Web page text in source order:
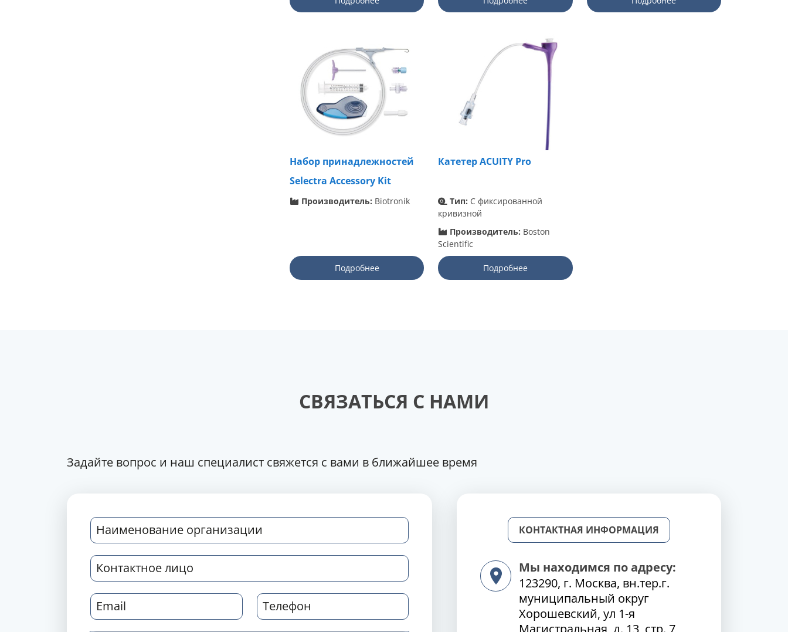
Набор принадлежностей
Selectra Accessory Kit
Производитель: Biotronik
Подробнее
Катетер ACUITY Pro
Тип: С фиксированной
кривизной
Производитель: Boston
Scientific
Подробнее
СВЯЗАТЬСЯ С НАМИ
Задайте вопрос и наш специалист свяжется с вами в ближайшее время
КОНТАКТНАЯ ИНФОРМАЦИЯ
Мы находимся по адресу:
123290, г. Москва, вн.тер.г.
муниципальный округ
Хорошевский, ул 1-я
Магистральная, д. 13, стр. 7